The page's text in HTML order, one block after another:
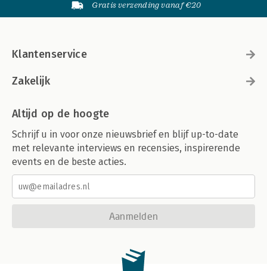
Gratis verzending vanaf €20
Klantenservice
Zakelijk
Altijd op de hoogte
Schrijf u in voor onze nieuwsbrief en blijf up-to-date
met relevante interviews en recensies, inspirerende
events en de beste acties.
Aanmelden